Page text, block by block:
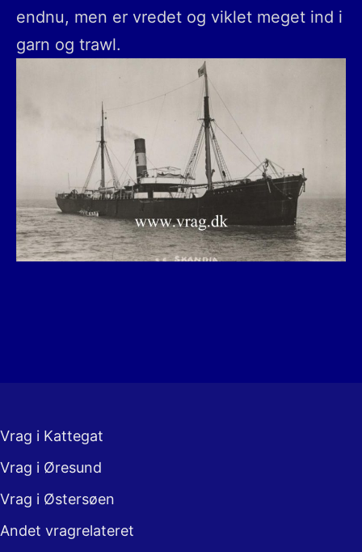
endnu, men er vredet og viklet meget ind i
garn og trawl.
Vrag i Kattegat
Vrag i Øresund
Vrag i Østersøen
Andet vragrelateret